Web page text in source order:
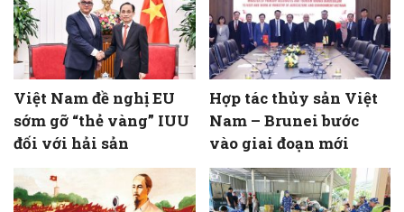
Việt Nam đề nghị EU
sớm gỡ “thẻ vàng” IUU
đối với hải sản
Hợp tác thủy sản Việt
Nam – Brunei bước
vào giai đoạn mới